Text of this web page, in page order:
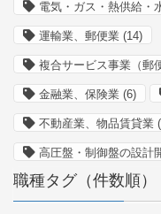
電気・ガス・熱供給・
運輸業、郵便業 (14)
複合サービス事業（郵
金融業、保険業 (6)
不動産業、物品賃貸業
高圧盤・制御盤の設計
職種タグ（件数順）